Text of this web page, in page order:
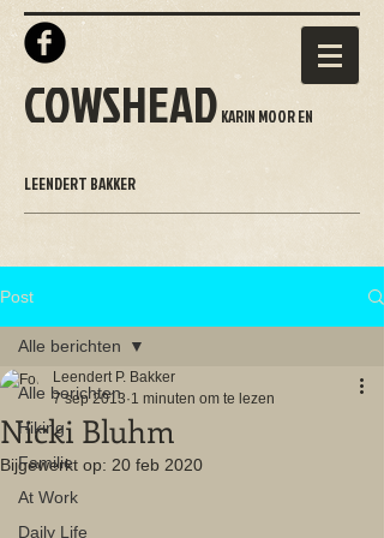
COWSHEAD KARIN MOOR EN
LEENDERT BAKKER
Post
Alle berichten
Hiking
Familie
At Work
Daily Life
Alle berichten
Nicki Bluhm
Leendert P. Bakker
7 sep 2013 1 minuten om te lezen
Bijgewerkt op: 20 feb 2020